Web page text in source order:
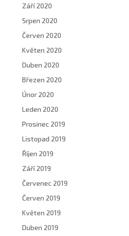
Září 2020
Srpen 2020
Červen 2020
Květen 2020
Duben 2020
Březen 2020
Únor 2020
Leden 2020
Prosinec 2019
Listopad 2019
Říjen 2019
Září 2019
Červenec 2019
Červen 2019
Květen 2019
Duben 2019